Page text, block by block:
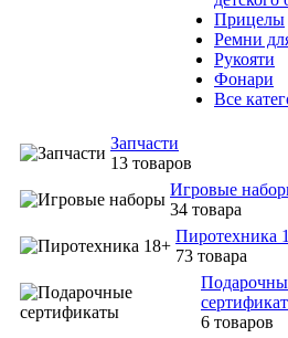
Прицелы
Ремни
Рукояти
Фонари
Все
Запчасти
13 товаров
Игровые
34 товара
Пиротехника
73 товара
6 товаров